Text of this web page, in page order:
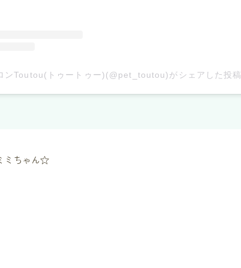
ンToutou(トゥートゥー)(@pet_toutou)がシェアした投稿
ミちゃん☆